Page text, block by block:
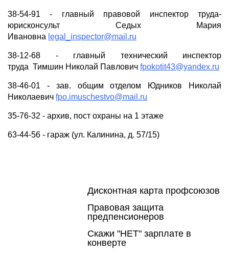
38-54-91 - главный правовой инспектор труда-
юрисконсульт Седых Мария
Ивановна legal_inspector@mail.ru
38-12-68 - главный технический инспектор
труда Тимшин Николай Павлович fpokotit43@yandex.ru
38-46-01 - зав. общим отделом Юдников Николай
Николаевич fpo.imuschestvo@mail.ru
35-76-32 - архив, пост охраны на 1 этаже
63-44-56 - гараж (ул. Калинина, д. 57/15)
Дисконтная карта профсоюзов
Правовая защита
предпенсионеров
Скажи "НЕТ" зарплате в
конверте